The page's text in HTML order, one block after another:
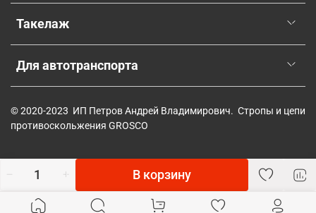
В корзину
Такелаж
Для автотранспорта
© 2020-2023 ИП Петров Андрей Владимирович. Стропы и цепи
противоскольжения GROSCO